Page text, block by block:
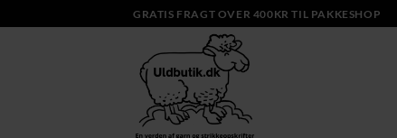
til
GRATIS FRAGT OVER 400KR TIL PAKKESHOP